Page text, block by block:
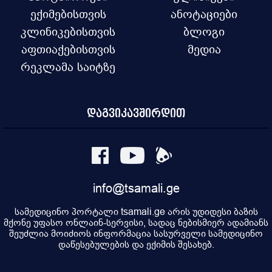
ექიმებისთვის
კლინიკებისთვის
აფთიაქებისთვის
რეკლამა საიტზე
ანოტაციები
ბლოგი
მედია
დაგვიკავშირდით
info@tsamali.ge
სამედიცინო პორტალი tsamali.ge არის უდიდესი ბაზის
მქონე უფასო ონლაინ-სერვისი, სადაც ნებისმიერ ადამიანს
შეუძლია მოიძიოს ინფორმაცია სასურველი სამედიცინო
დაწესებულების და ექიმის შესახებ.